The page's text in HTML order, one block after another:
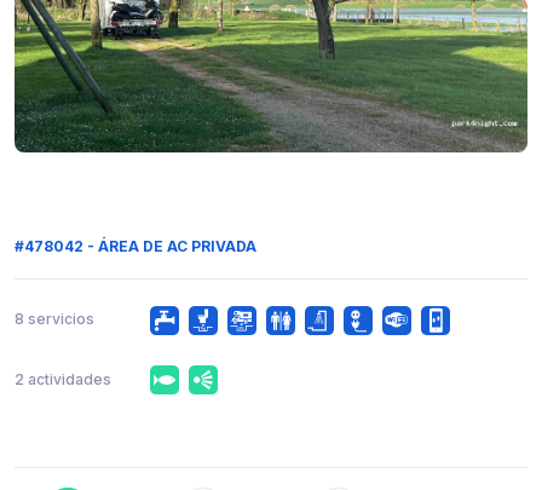
#478042 - ÁREA DE AC PRIVADA
8 servicios
2 actividades